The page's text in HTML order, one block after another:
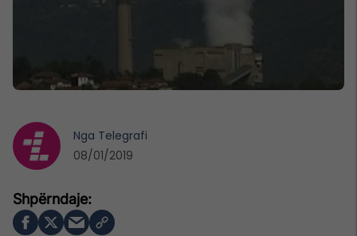
Nga Telegrafi
08/01/2019